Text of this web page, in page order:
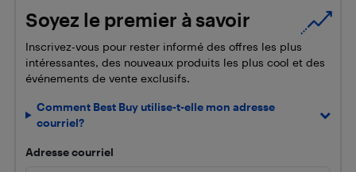
Soyez le premier à savoir
Inscrivez-vous pour rester informé des offres les plus
intéressantes, des nouveaux produits les plus cool et des
événements de vente exclusifs.
Comment Best Buy utilise-t-elle mon adresse
courriel?
Adresse courriel